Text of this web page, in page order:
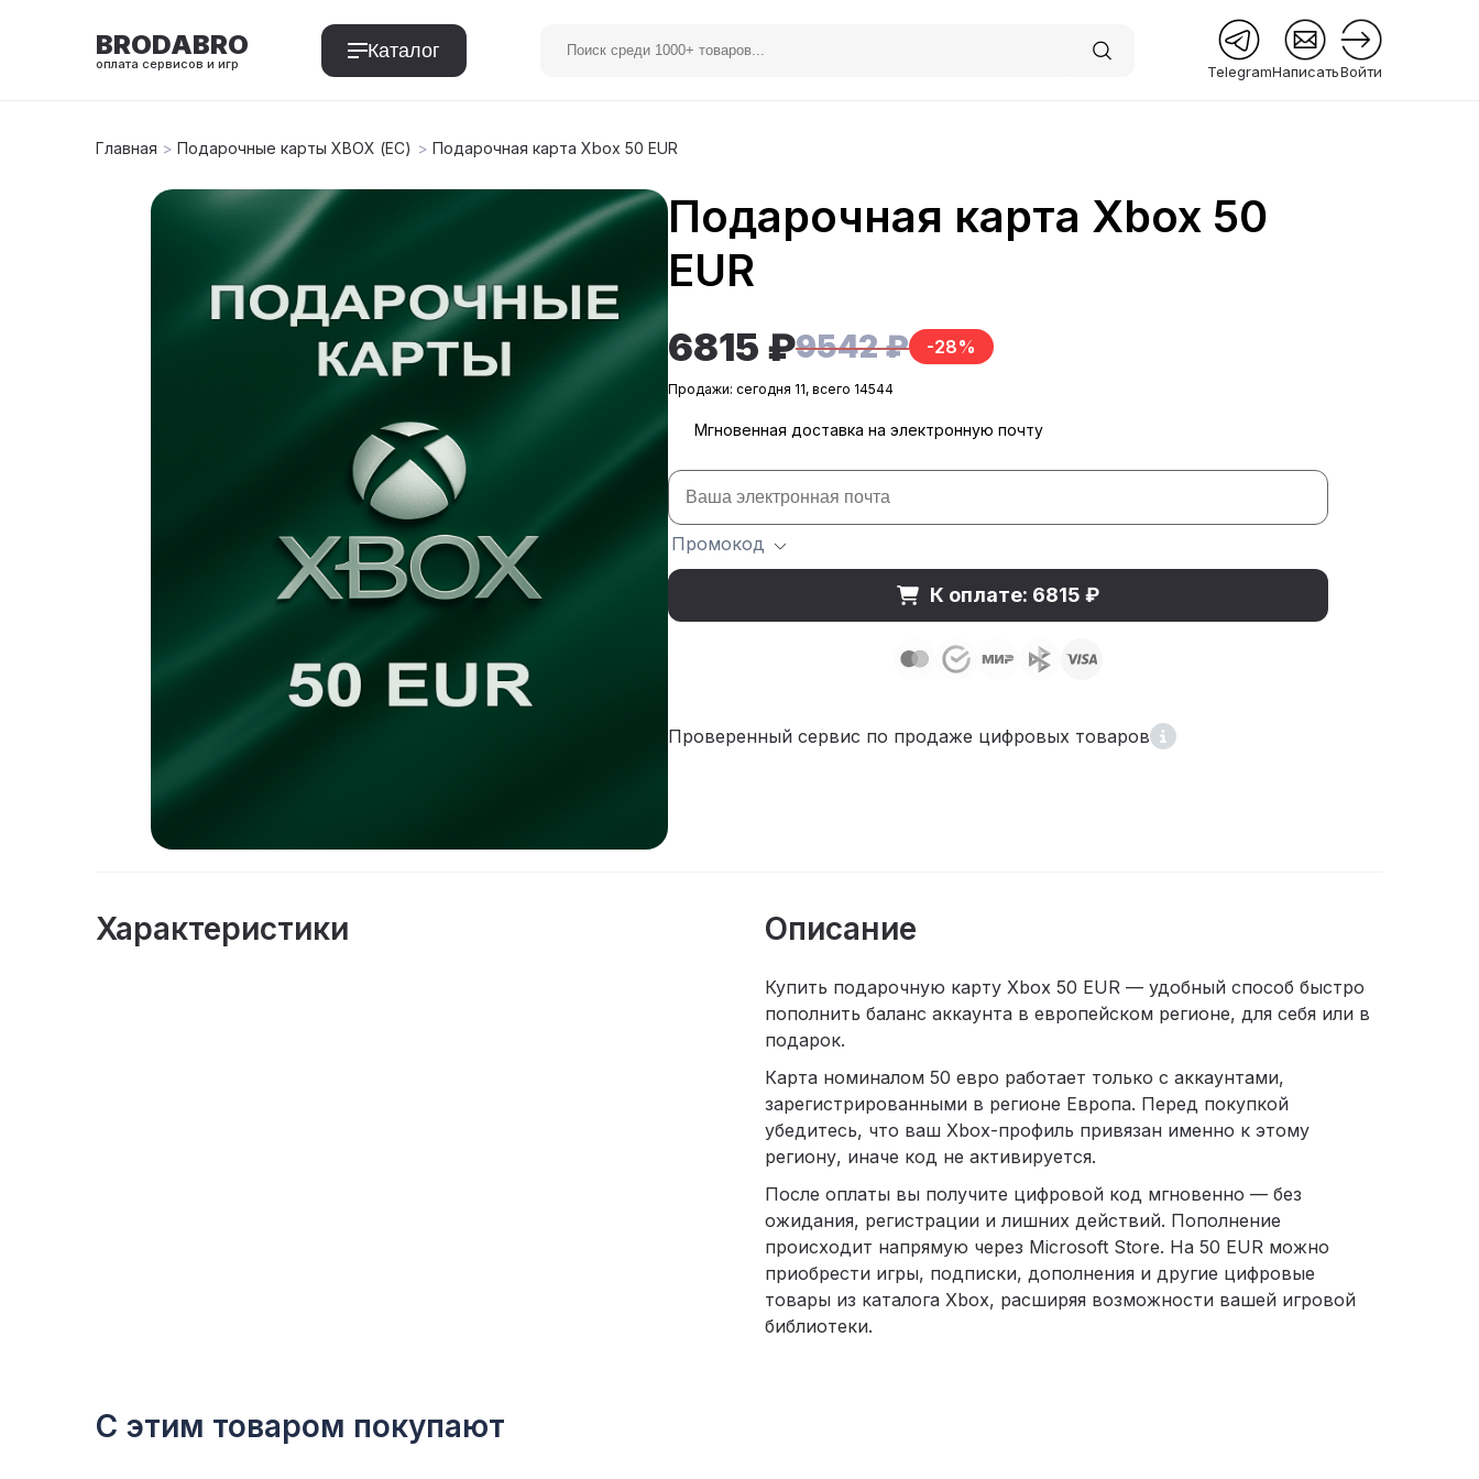
BRODABRO
оплата сервисов и игр
Каталог
TelegramНаписатьВойти
Telegram Premium
Главная > Подарочные карты XBOX (ЕС) > Подарочная карта Xbox 50 EUR
Подарочная карта Xbox 50
EUR
6815 ₽9542 ₽ -28%
Продажи: сегодня 11, всего 14544
Мгновенная доставка на электронную почту
Промокод
К оплате: 6815 ₽
Проверенный сервис по продаже цифровых товаров
Характеристики Описание
Купить подарочную карту Xbox 50 EUR — удобный способ быстро
пополнить баланс аккаунта в европейском регионе, для себя или в
подарок.
Карта номиналом 50 евро работает только с аккаунтами,
зарегистрированными в регионе Европа. Перед покупкой
убедитесь, что ваш Xbox-профиль привязан именно к этому
региону, иначе код не активируется.
После оплаты вы получите цифровой код мгновенно — без
ожидания, регистрации и лишних действий. Пополнение
происходит напрямую через Microsoft Store. На 50 EUR можно
приобрести игры, подписки, дополнения и другие цифровые
товары из каталога Xbox, расширяя возможности вашей игровой
библиотеки.
С этим товаром покупают